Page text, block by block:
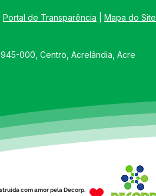
DE
PROMOVE 1ª
Portal de Transparência Mapa do Site
000, Centro, Acrelândia, Acre
com amor pela Decorp.